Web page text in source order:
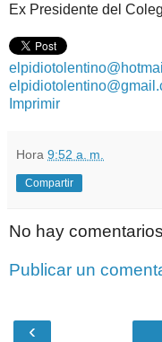
Ex Presidente del
Imprimir
Hora 9:52 a. m.
Compartir
No hay
Publicar un
‹